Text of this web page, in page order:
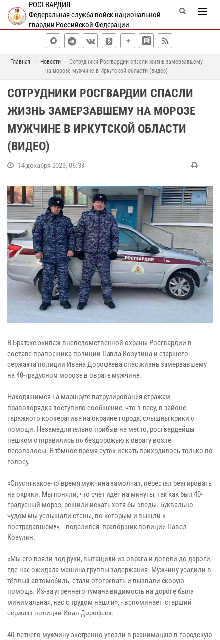
РОСГВАРДИЯ
Федеральная служба войск национальной
гвардии Российской Федерации
Главная Новости
Сотрудники Росгвардии спасли жизнь замерзавшему
на морозе мужчине в Иркутской области (видео)
СОТРУДНИКИ РОСГВАРДИИ СПАСЛИ
ЖИЗНЬ ЗАМЕРЗАВШЕМУ НА МОРОЗЕ
МУЖЧИНЕ В ИРКУТСКОЙ ОБЛАСТИ
(ВИДЕО)
14 декабря 2023, 06:33
В Братске экипаж вневедомственной охраны Росгвардии в
составе прапорщика полиции Павла Козулина и старшего
сержанта полиции Ивана Дорофеева спас жизнь замерзавшему
на 40-градусном морозе в овраге мужчине.
Находящимся на маршруте патрулирования стражам
правопорядка поступило сообщение, что в лесу, в районе
гаражного кооператива на окраине города, слышны крики о
помощи. Незамедлительно прибыв на место, росгвардейцы
пешком отправились по бездорожью к оврагу возле
лесополосы. В тёмное время суток искать приходилось только по
голосу.
«Спустя какое-то время мужчина замолчал, перестал реагировать
на окрики. Мы поняли, что счёт идёт на минуты, так как был 40-
градусный мороз, решили искать хотя бы следы. Буквально
чудом мы услышали стоны, по которым и вышли к
пострадавшему», - поделился прапорщик полиции Павел
Козулин.
«Мы его взяли под руки, вытащили из оврага и довели до дороги,
где нас ожидала машина группы задержания. Мужчину усадили в
тёплый автомобиль, стали отогревать и вызвали скорую
помощь. Из-за утреннего тумана видимость на дороге была
минимальная, нас с трудом нашли», - вспоминает старший
сержант полиции Иван Дорофеев.
40-летнего мужчину экстренно увезли в реанимацию в городскую